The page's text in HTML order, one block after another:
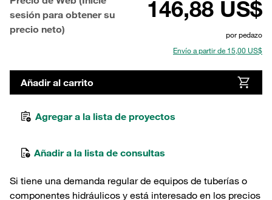
sesión para obtener su
precio neto)
146,88 US$
por pedazo
Envío a partir de 15,00 US$
Añadir al carrito
Agregar a la lista de proyectos
Añadir a la lista de consultas
Si tiene una demanda regular de equipos de tuberías o
componentes hidráulicos y está interesado en los precios